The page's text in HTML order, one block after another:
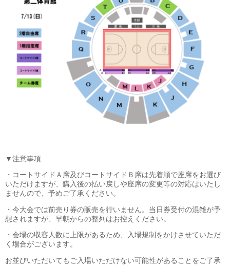
▼注意事項
・コートサイドＡ席及びコートサイドＢ席は先着順で座席をお選び
いただけますが、購入後の払い戻しや座席の変更等の対応はいたし
ませんので、予めご了承ください。
・今大会では前売り券の販売を行いません。当日券受付の混雑が予
想されますが、早朝からの整列はお控えください。
・会場の収容人数に上限があるため、入場規制をかけさせていただ
く場合がございます。
お並びいただいてもご入場いただけない可能性があることをご了承